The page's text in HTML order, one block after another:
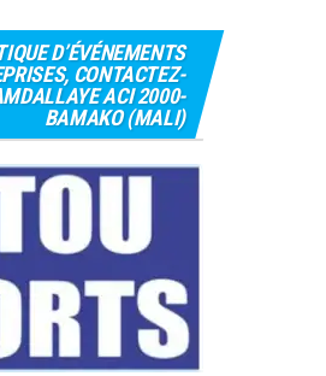
D’ÉVÉNEMENTS
CONTACTEZ-
ACI 2000-
BAMAKO (MALI)